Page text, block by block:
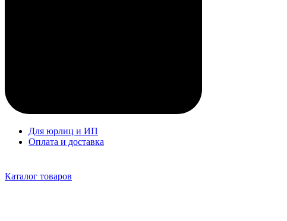
Для юрлиц и ИП
Оплата и доставка
Каталог товаров